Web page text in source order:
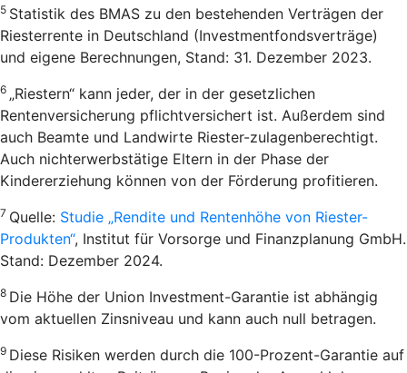
5 Statistik des BMAS zu den bestehenden Verträgen der
Riesterrente in Deutschland (Investmentfondsverträge)
und eigene Berechnungen, Stand: 31. Dezember 2023.
6 „Riestern“ kann jeder, der in der gesetzlichen
Rentenversicherung pflichtversichert ist. Außerdem sind
auch Beamte und Landwirte Riester-zulagenberechtigt.
Auch nichterwerbstätige Eltern in der Phase der
Kindererziehung können von der Förderung profitieren.
7 Quelle: Studie „Rendite und Rentenhöhe von Riester-
Produkten“, Institut für Vorsorge und Finanzplanung GmbH.
Stand: Dezember 2024.
8 Die Höhe der Union Investment-Garantie ist abhängig
vom aktuellen Zinsniveau und kann auch null betragen.
9 Diese Risiken werden durch die 100-Prozent-Garantie auf